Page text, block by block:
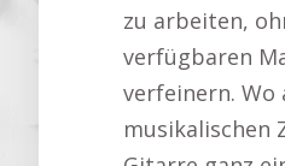
zu arbeiten,
verfügbaren
verfeinern.
musikalischen